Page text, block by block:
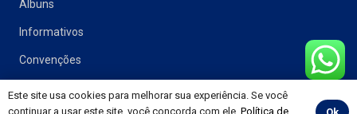
Álbuns
Informativos
Convenções
Este site usa cookies para melhorar sua experiência. Se você
continuar a usar este site, você concorda com ele. Política de Ok